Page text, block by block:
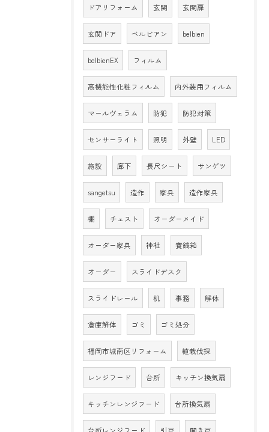
ドアリフォーム 玄関 玄関扉
玄関ドア ベルビアン belbien
belbienEX フィルム
高機能性化粧フィルム 内外装用フィルム
マールヴェラム 防犯 防犯対策
センサーライト 照明 外壁 LED
施設 廊下 長尺シート サンゲツ
sangetsu 造作 家具 造作家具
棚 チェスト オーダーメイド
オーダー家具 神社 賽銭箱
オーダー スライドデスク
スライドレール 机 事務 解体
倉庫解体 ゴミ ゴミ処分
福岡市城南区リフォーム 植栽伐採
レンジフード 台所 キッチン換気扇
キッチンレンジフード 台所換気扇